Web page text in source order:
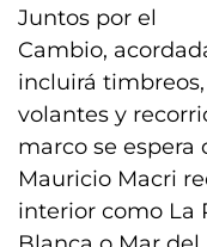
Juntos por el
Cambio,
incluirá
volantes y
marco se espera
Mauricio Macri
interior como La